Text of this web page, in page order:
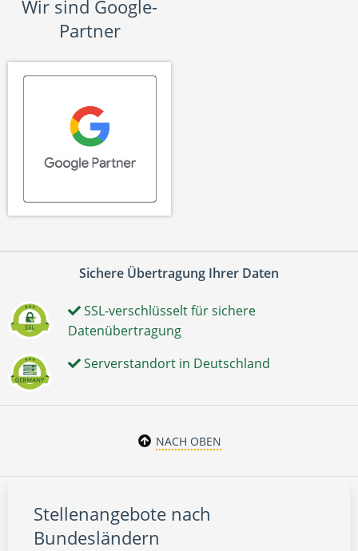
Wir sind Google-
Partner
Sichere Übertragung Ihrer Daten
SSL-verschlüsselt für sichere
Datenübertragung
Serverstandort in Deutschland
NACH OBEN
Stellenangebote nach
Bundesländern